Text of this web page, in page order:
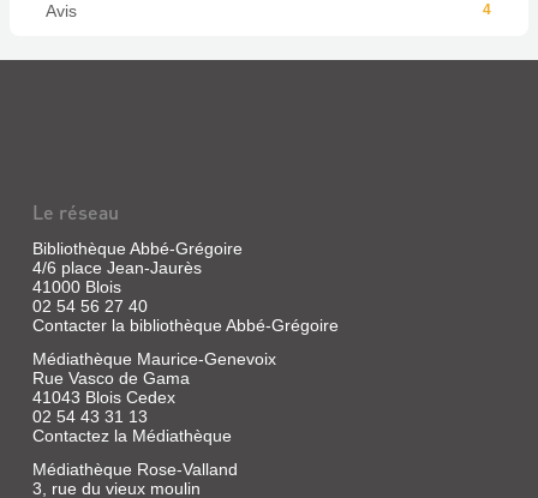
4
Avis
Le réseau
Bibliothèque Abbé-Grégoire
4/6 place Jean-Jaurès
41000 Blois
02 54 56 27 40
Contacter la bibliothèque Abbé-Grégoire
Médiathèque Maurice-Genevoix
Rue Vasco de Gama
41043 Blois Cedex
02 54 43 31 13
Contactez la Médiathèque
Médiathèque Rose-Valland
3, rue du vieux moulin